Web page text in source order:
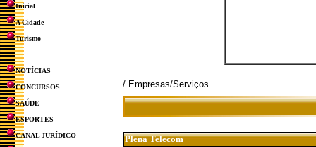
Inicial
A Cidade
Turismo
NOTÍCIAS
CONCURSOS
SAÚDE
ESPORTES
CANAL JURÍDICO
/ Empresas/Serviços
Plena Telecom